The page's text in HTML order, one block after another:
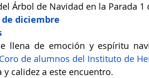
Árbol de Navidad en la Parada 1
diciembre
llena de emoción y espíritu
Coro de alumnos del Instituto de
y calidez a este encuentro.